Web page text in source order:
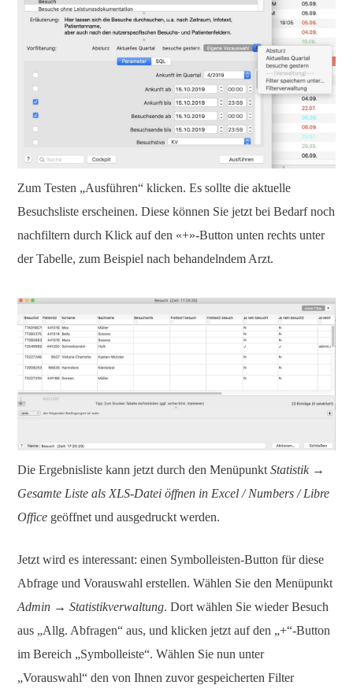
Zum Testen „Ausführen“ klicken. Es sollte die aktuelle
Besuchsliste erscheinen. Diese können Sie jetzt bei Bedarf noch
nachfiltern durch Klick auf den «+»-Button unten rechts unter
der Tabelle, zum Beispiel nach behandelndem Arzt.
Die Ergebnisliste kann jetzt durch den Menüpunkt Statistik →
Gesamte Liste als XLS-Datei öffnen in Excel / Numbers / Libre
Office geöffnet und ausgedruckt werden.
Jetzt wird es interessant: einen Symbolleisten-Button für diese
Abfrage und Vorauswahl erstellen. Wählen Sie den Menüpunkt
Admin → Statistikverwaltung. Dort wählen Sie wieder Besuch
aus „Allg. Abfragen“ aus, und klicken jetzt auf den „+“-Button
im Bereich „Symbolleiste“. Wählen Sie nun unter
„Vorauswahl“ den von Ihnen zuvor gespeicherten Filter